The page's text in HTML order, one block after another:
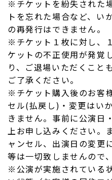
※チケットを紛失された
トを忘れた場合など、い
の再発行はできません。
※チケット１枚に対し、
ケットの不正使用が発覚
り、ご退場いただくこと
ご了承ください。
※チケット購入後のお客
セル(払戻し)・変更はい
きません。事前に公演日
上お申し込みください。
ャンセル、出演日の変更
等は一切致しませんので
※公演が実施されている